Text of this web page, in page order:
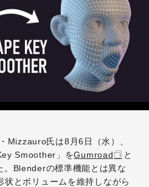
Mizzauro氏は8月6日（水）、
Smoother」をGumroad
と
。Blenderの標準機能とは異な
状とボリュームを維持しながら